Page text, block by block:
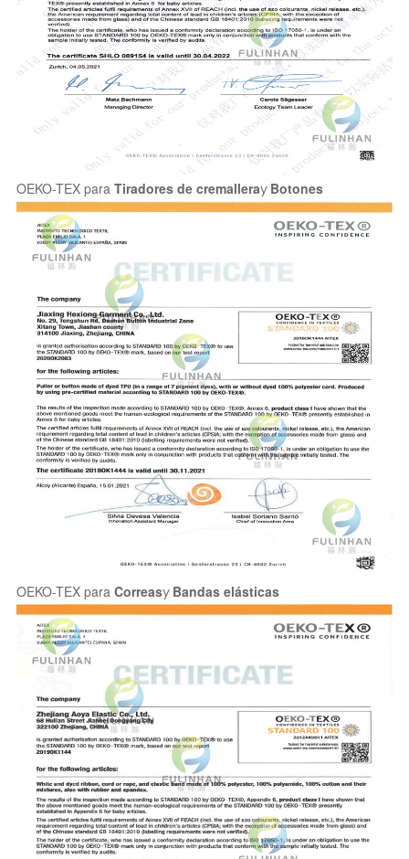
OEKO-TEX para Tiradores de cremalleray Botones
OEKO-TEX para Correasy Bandas elásticas